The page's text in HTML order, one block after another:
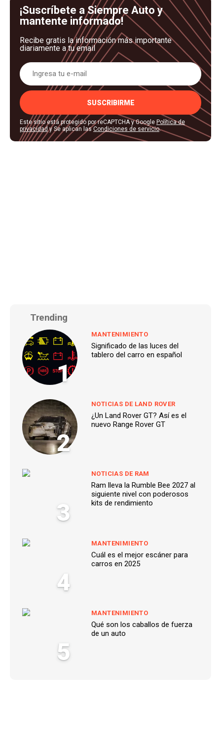
¡Suscríbete a Siempre Auto y
mantente informado!
Recibe gratis la información más importante
diariamente a tu email
SUSCRIBIRME
Este sitio está protegido por reCAPTCHA y Google Política de
privacidady Se aplican lasCondiciones de servicio.
Trending
1
MANTENIMIENTO
Significado de las luces del
tablero del carro en español
2
NOTICIAS DE LAND ROVER
¿Un Land Rover GT? Así es el
nuevo Range Rover GT
3
NOTICIAS DE RAM
Ram lleva la Rumble Bee 2027 al
siguiente nivel con poderosos
kits de rendimiento
4
MANTENIMIENTO
Cuál es el mejor escáner para
carros en 2025
5
MANTENIMIENTO
Qué son los caballos de fuerza
de un auto